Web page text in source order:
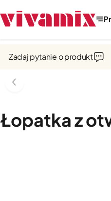
Narzędzia i
Łopatka z
Zadaj pytanie o produkt